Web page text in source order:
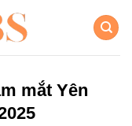
mắt Yên